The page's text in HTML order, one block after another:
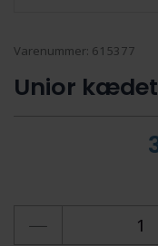
Varenummer: 615377
Unior